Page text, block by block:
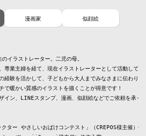
漫画家 似顔絵
イラストレーター。二児の母。
専業主婦を経て、現在イラストレーターとして活動してい
経験を活かして、子どもから大人までみなさまに伝わり
で暖かい質感のイラストを描くことが得意です！
イン、LINEスタンプ、漫画、似顔絵などでご依頼を承っ
ー やさしいおばけコンテスト」（CREPOS様主催）佳